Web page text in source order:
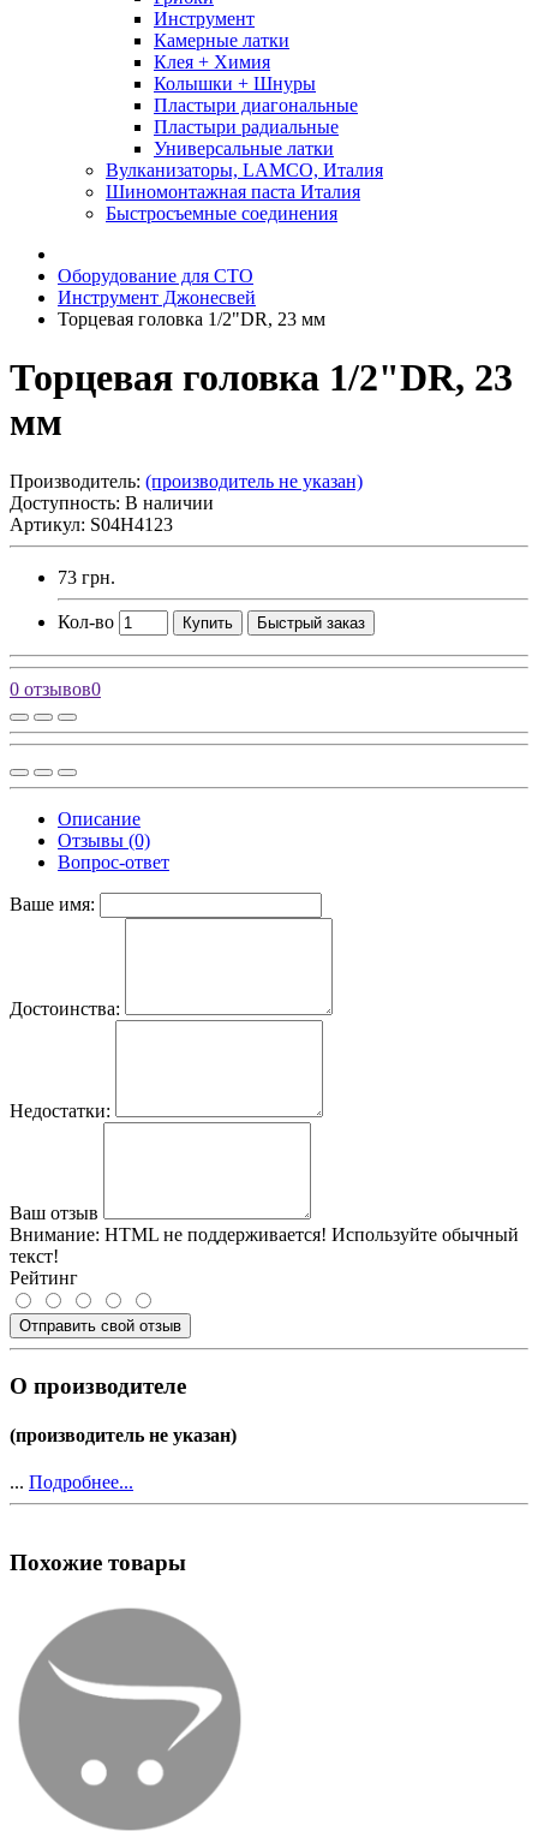
Инструмент
Камерные латки
Клея + Химия
Колышки + Шнуры
Пластыри диагональные
Пластыри радиальные
Универсальные латки
Вулканизаторы, LAMCO, Италия
Шиномонтажная паста Италия
Быстросъемные соединения
Оборудование для СТО
Инструмент Джонесвей
Торцевая головка 1/2"DR, 23 мм
Торцевая головка 1/2"DR, 23
мм
Производитель: (производитель не указан)
Доступность: В наличии
Артикул: S04H4123
73 грн.
Кол-во Купить Быстрый заказ
0 отзывов0
Описание
Отзывы (0)
Вопрос-ответ
Ваше имя:
Достоинства:
Недостатки:
Ваш отзыв
Внимание: HTML не поддерживается! Используйте обычный
текст!
Рейтинг
Отправить свой отзыв
О производителе
(производитель не указан)
... Подробнее...
Похожие товары